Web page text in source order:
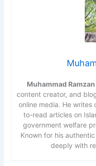
Muhammad Ramzan
content creator, and
online media. He writes
to-read articles on
government welfare
Known for his
deeply with